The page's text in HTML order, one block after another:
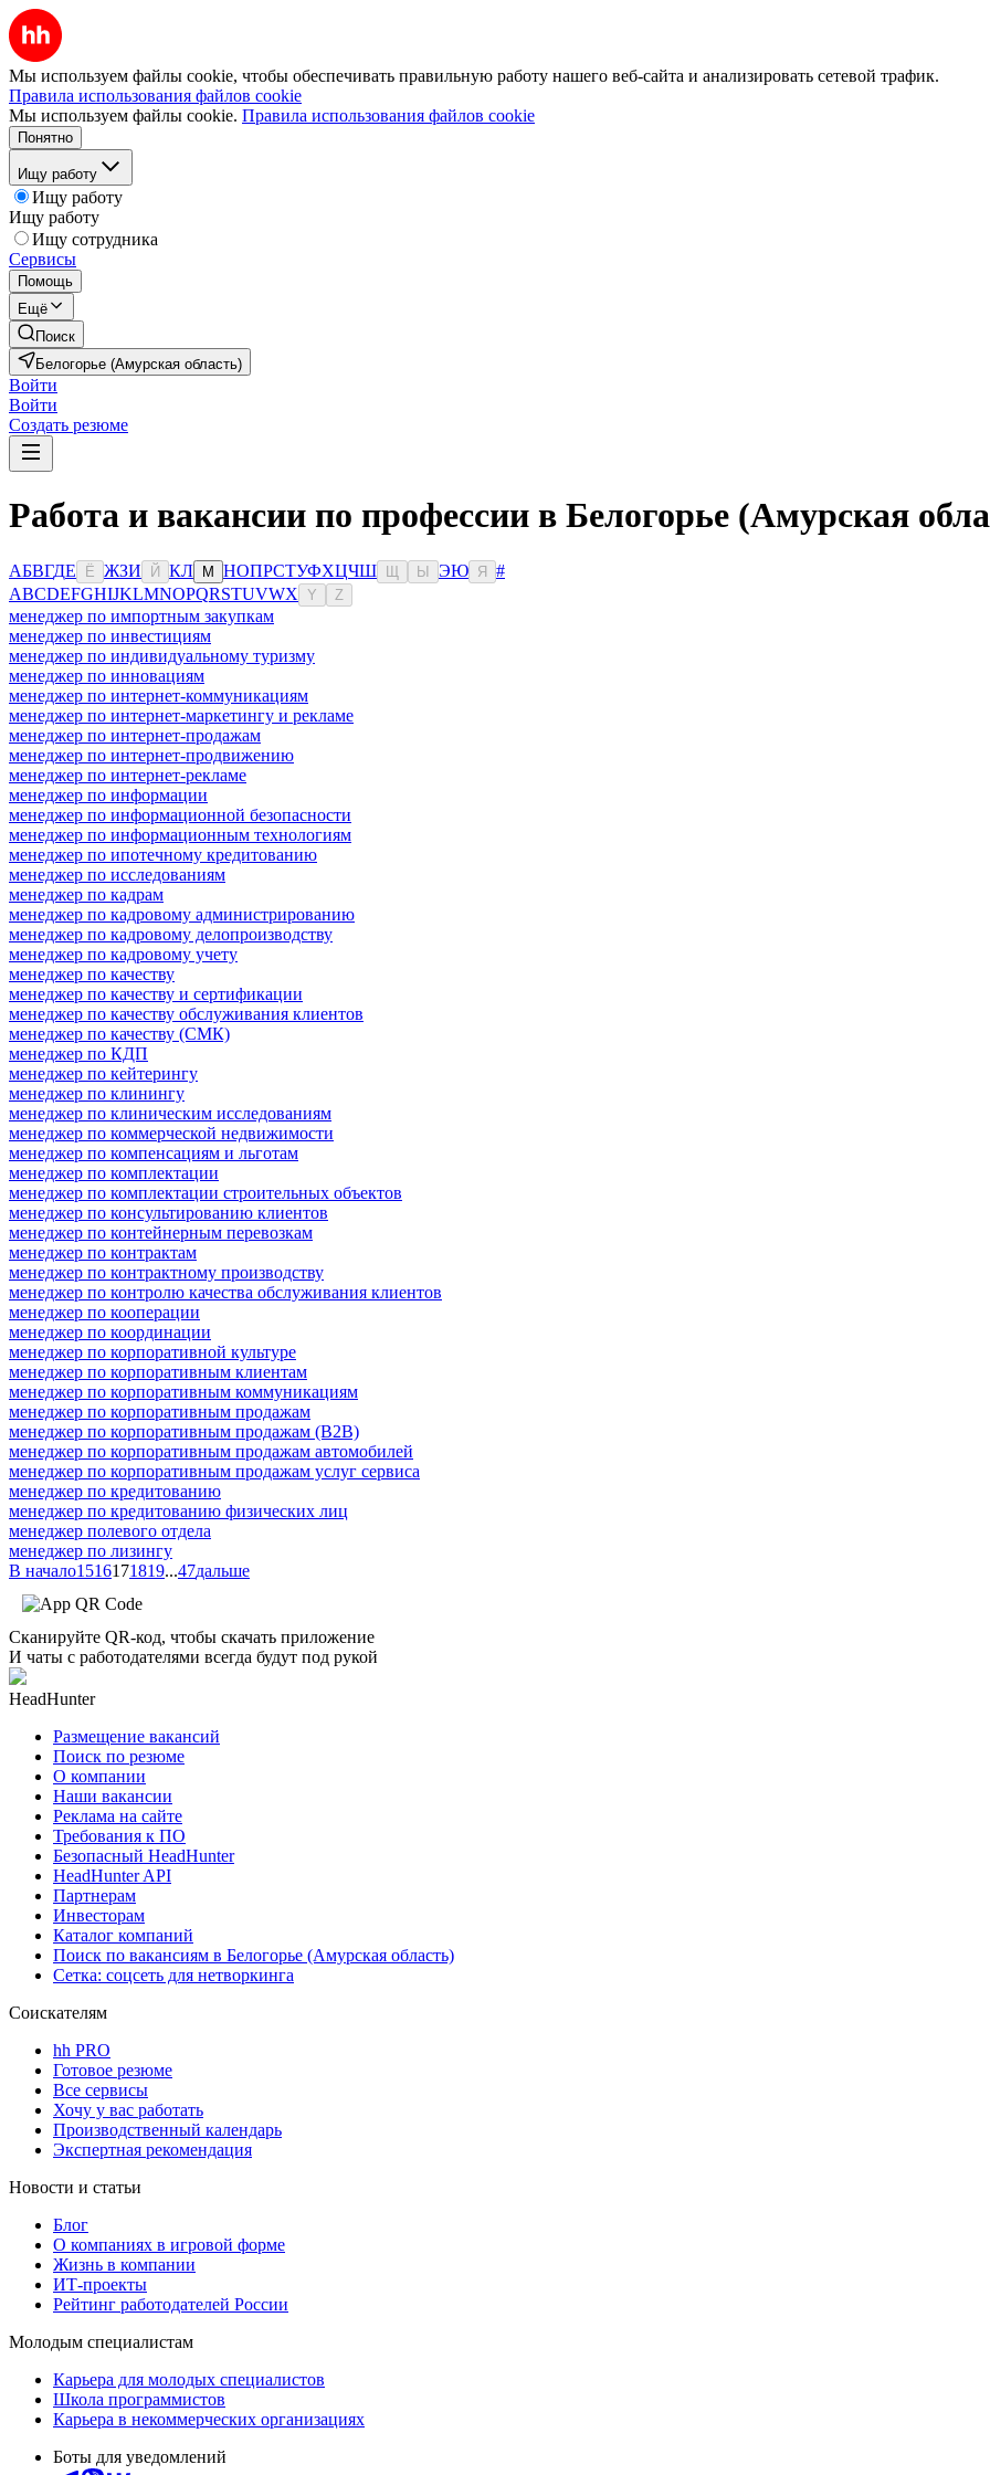
Мы используем файлы cookie, чтобы обеспечивать правильную работу нашего веб-сайта и анализировать сетевой трафик.
Правила использования файлов cookie
Мы используем файлы cookie. Правила использования файлов cookie
Понятно
Ищу работу
Ищу работу
Ищу работу
Ищу сотрудника
Сервисы
Помощь
Ещё
Поиск
Белогорье (Амурская область)
Войти
Войти
Создать резюме
Работа и вакансии по профессии в Белогорье (Амурская
АБВГДЕ Ё ЖЗИ Й КЛ М НОПРСТУФХЦЧШ Ы ЭЮ Я
#
ABCDEFGHIJKLMNOPQRSTUVWX Y Z
менеджер по импортным закупкам
менеджер по инвестициям
менеджер по индивидуальному туризму
менеджер по инновациям
менеджер по интернет-коммуникациям
менеджер по интернет-маркетингу и рекламе
менеджер по интернет-продажам
менеджер по интернет-продвижению
менеджер по интернет-рекламе
менеджер по информации
менеджер по информационной безопасности
менеджер по информационным технологиям
менеджер по ипотечному кредитованию
менеджер по исследованиям
менеджер по кадрам
менеджер по кадровому администрированию
менеджер по кадровому делопроизводству
менеджер по кадровому учету
менеджер по качеству
менеджер по качеству и сертификации
менеджер по качеству обслуживания клиентов
менеджер по качеству (СМК)
менеджер по КДП
менеджер по кейтерингу
менеджер по клинингу
менеджер по клиническим исследованиям
менеджер по коммерческой недвижимости
менеджер по компенсациям и льготам
менеджер по комплектации
менеджер по комплектации строительных объектов
менеджер по консультированию клиентов
менеджер по контейнерным перевозкам
менеджер по контрактам
менеджер по контрактному производству
менеджер по контролю качества обслуживания клиентов
менеджер по кооперации
менеджер по координации
менеджер по корпоративной культуре
менеджер по корпоративным клиентам
менеджер по корпоративным коммуникациям
менеджер по корпоративным продажам
менеджер по корпоративным продажам (B2B)
менеджер по корпоративным продажам автомобилей
менеджер по корпоративным продажам услуг сервиса
менеджер по кредитованию
менеджер по кредитованию физических лиц
менеджер полевого отдела
менеджер по лизингу
В начало1516171819...47дальше
Сканируйте QR-код, чтобы скачать приложение
И чаты с работодателями всегда будут под рукой
HeadHunter
Размещение вакансий
Поиск по резюме
О компании
Наши вакансии
Реклама на сайте
Требования к ПО
Безопасный HeadHunter
HeadHunter API
Партнерам
Инвесторам
Каталог компаний
Поиск по вакансиям в Белогорье (Амурская область)
Сетка: соцсеть для нетворкинга
Соискателям
hh PRO
Готовое резюме
Все сервисы
Хочу у вас работать
Производственный календарь
Экспертная рекомендация
Новости и статьи
Блог
О компаниях в игровой форме
Жизнь в компании
ИТ-проекты
Рейтинг работодателей России
Молодым специалистам
Карьера для молодых специалистов
Школа программистов
Карьера в некоммерческих организациях
Боты для уведомлений